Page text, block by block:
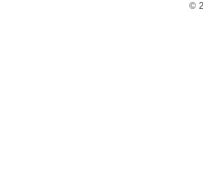
©